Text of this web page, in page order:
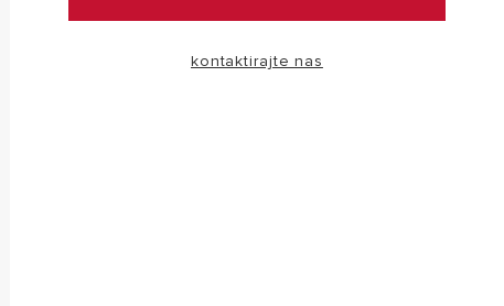
Zakaj izbrati grelnik vode Ariston?
Široka paleta grelnikov vode Ariston je zasnovana tako,
kontaktirajte nas